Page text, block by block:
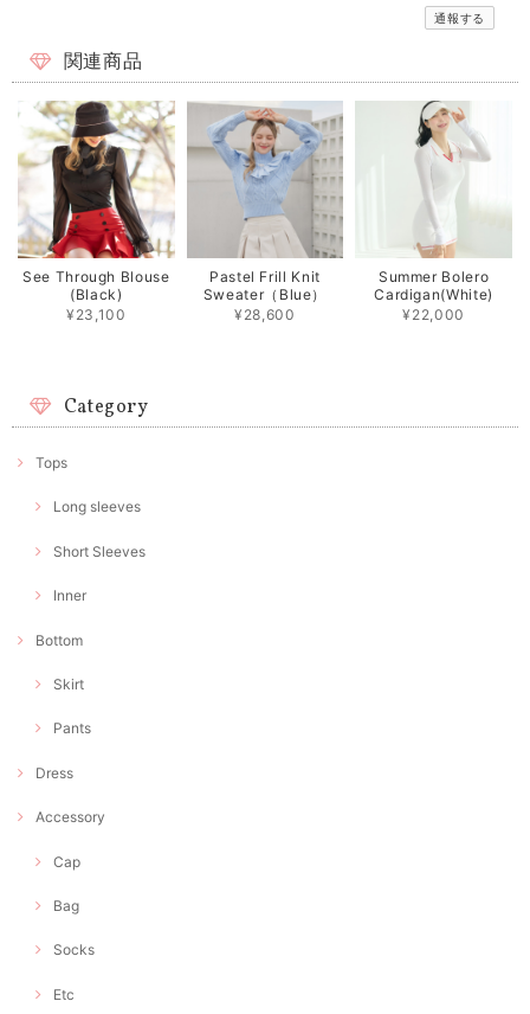
通報する
関連商品
See Through Blouse
(Black)
¥23,100
Pastel Frill Knit
Sweater（Blue）
¥28,600
Summer Bolero
Cardigan(White)
¥22,000
Category
Tops
Long sleeves
Short Sleeves
Inner
Bottom
Skirt
Pants
Dress
Accessory
Cap
Bag
Socks
Etc